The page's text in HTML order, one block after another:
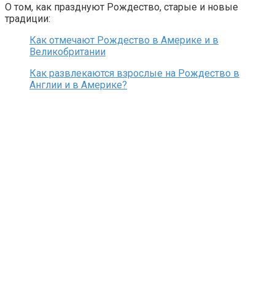
О том, как празднуют Рождество, старые и новые
традиции:
Как отмечают Рождество в Америке и в
Великобритании
Как развлекаются взрослые на Рождество в
Англии и в Америке?